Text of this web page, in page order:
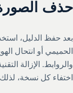
حذف
بعد حفظ الدليل،
الحميمي أو انتحال
والروابط. الإزالة
اختفاء كل نسخة،